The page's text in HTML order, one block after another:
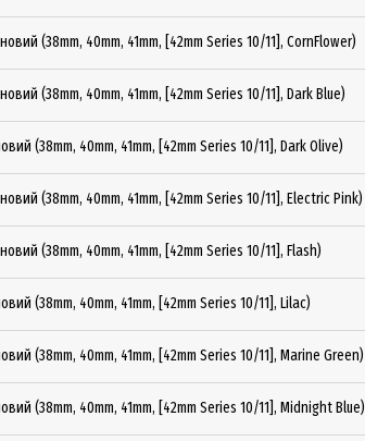
(38mm, 40mm, 41mm, [42mm Series 10/11], CornFlower)
(38mm, 40mm, 41mm, [42mm Series 10/11], Dark Blue)
(38mm, 40mm, 41mm, [42mm Series 10/11], Dark Olive)
(38mm, 40mm, 41mm, [42mm Series 10/11], Electric Pink)
(38mm, 40mm, 41mm, [42mm Series 10/11], Flash)
(38mm, 40mm, 41mm, [42mm Series 10/11], Lilac)
(38mm, 40mm, 41mm, [42mm Series 10/11], Marine Green)
(38mm, 40mm, 41mm, [42mm Series 10/11], Midnight Blue)